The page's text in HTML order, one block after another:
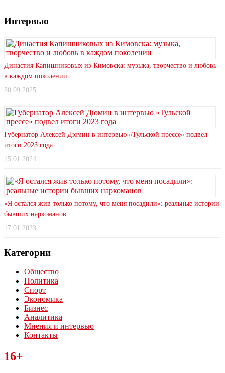
Интервью
Династия Капишниковых из Кимовска: музыка, творчество и любовь
в каждом поколении
30.09.2025
Губернатор Алексей Дюмин в интервью «Тульской прессе» подвел
итоги 2023 года
15.01.2024
«Я остался жив только потому, что меня посадили»: реальные истории
бывших наркоманов
17.01.2023
Категории
Общество
Политика
Спорт
Экономика
Бизнес
Аналитика
Мнения и интервью
Контакты
Читайте последние новости дня в Тульской области на сайте
“ЗаНовомосковск”
16+